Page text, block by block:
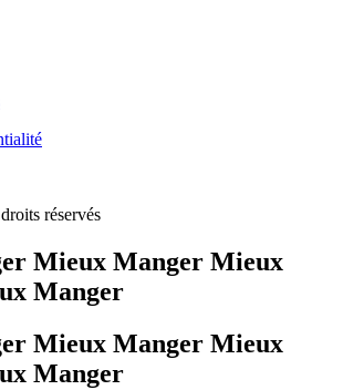
réservés
Mieux Manger Mieux
Manger
Mieux Manger Mieux
Manger